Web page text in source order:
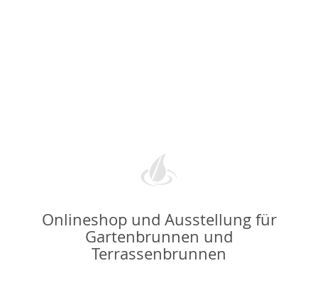
Onlineshop und Ausstellung für
Gartenbrunnen und
Terrassenbrunnen